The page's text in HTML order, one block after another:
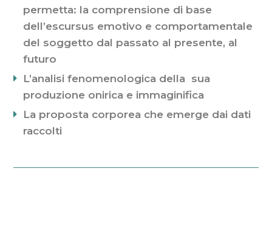
permetta: la comprensione di base
dell’escursus emotivo e comportamentale
del soggetto dal passato al presente, al
futuro
L’analisi fenomenologica della sua
produzione onirica e immaginifica
La proposta corporea che emerge dai dati
raccolti